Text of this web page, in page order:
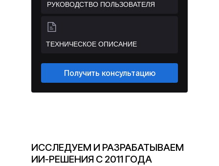
Получить консультацию
РУКОВОДСТВО ПОЛЬЗОВАТЕЛЯ
ТЕХНИЧЕСКОЕ ОПИСАНИЕ
ИССЛЕДУЕМ И РАЗРАБАТЫВАЕМ
ИИ-РЕШЕНИЯ С 2011 ГОДА